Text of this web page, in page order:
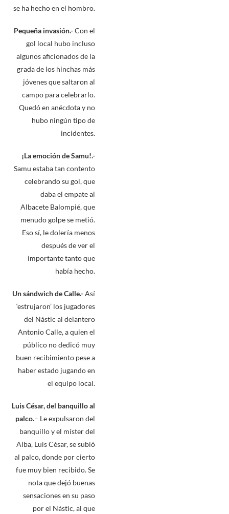
se ha hecho en el hombro.
Pequeña invasión.-Con el
gol local hubo incluso
algunos aficionados de la
grada de los hinchas más
jóvenes que saltaron al
campo para celebrarlo.
Quedó en anécdota y no
hubo ningún tipo de
incidentes.
¡La emoción de Samu!.-
Samu estaba tan contento
celebrando su gol, que
daba el empate al
Albacete Balompié, que
menudo golpe se metió.
Eso sí, le dolería menos
después de ver el
importante tanto que
había hecho.
Un sándwich de Calle.-Así
‘estrujaron’ los jugadores
del Nástic al delantero
Antonio Calle, a quien el
público no dedicó muy
buen recibimiento pese a
haber estado jugando en
el equipo local.
Luis César, del banquillo al
palco.– Le expulsaron del
banquillo y el míster del
Alba, Luis César, se subió
al palco, donde por cierto
fue muy bien recibido. Se
nota que dejó buenas
sensaciones en su paso
por el Nástic, al que